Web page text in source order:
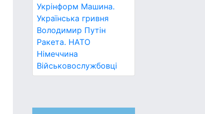
Укрінформ Машина.
Українська гривня
Володимир Путін
Ракета. НАТО
Німеччина
Військовослужбовці